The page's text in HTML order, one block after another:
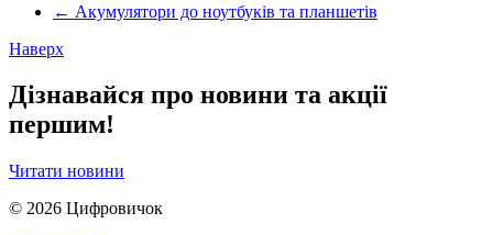
← Акумулятори до ноутбуків та планшетів
Наверх
Дізнавайся про новини та акції
першим!
Читати новини
© 2026 Цифровичок